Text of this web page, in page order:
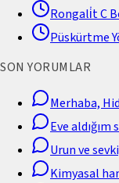
Rongali̇t C
Püskürtme
SON YORUMLAR
Merhaba,
Eve
Urun ve
Kimyasal